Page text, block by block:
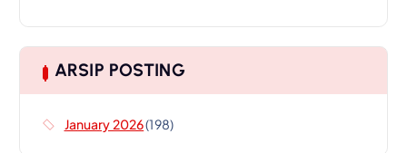
ARSIP POSTING
January 2026(198)